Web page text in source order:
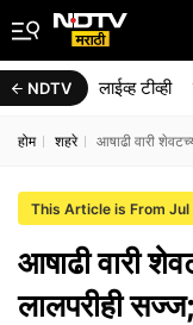
NDTV लाईव्ह टीव्ही
होम शहरे आषाढी वारी
This Article is From Jul
आषाढी वारी
लालपरीही